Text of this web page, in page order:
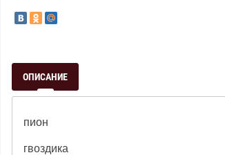
ОПИСАНИЕ
пион
гвоздика